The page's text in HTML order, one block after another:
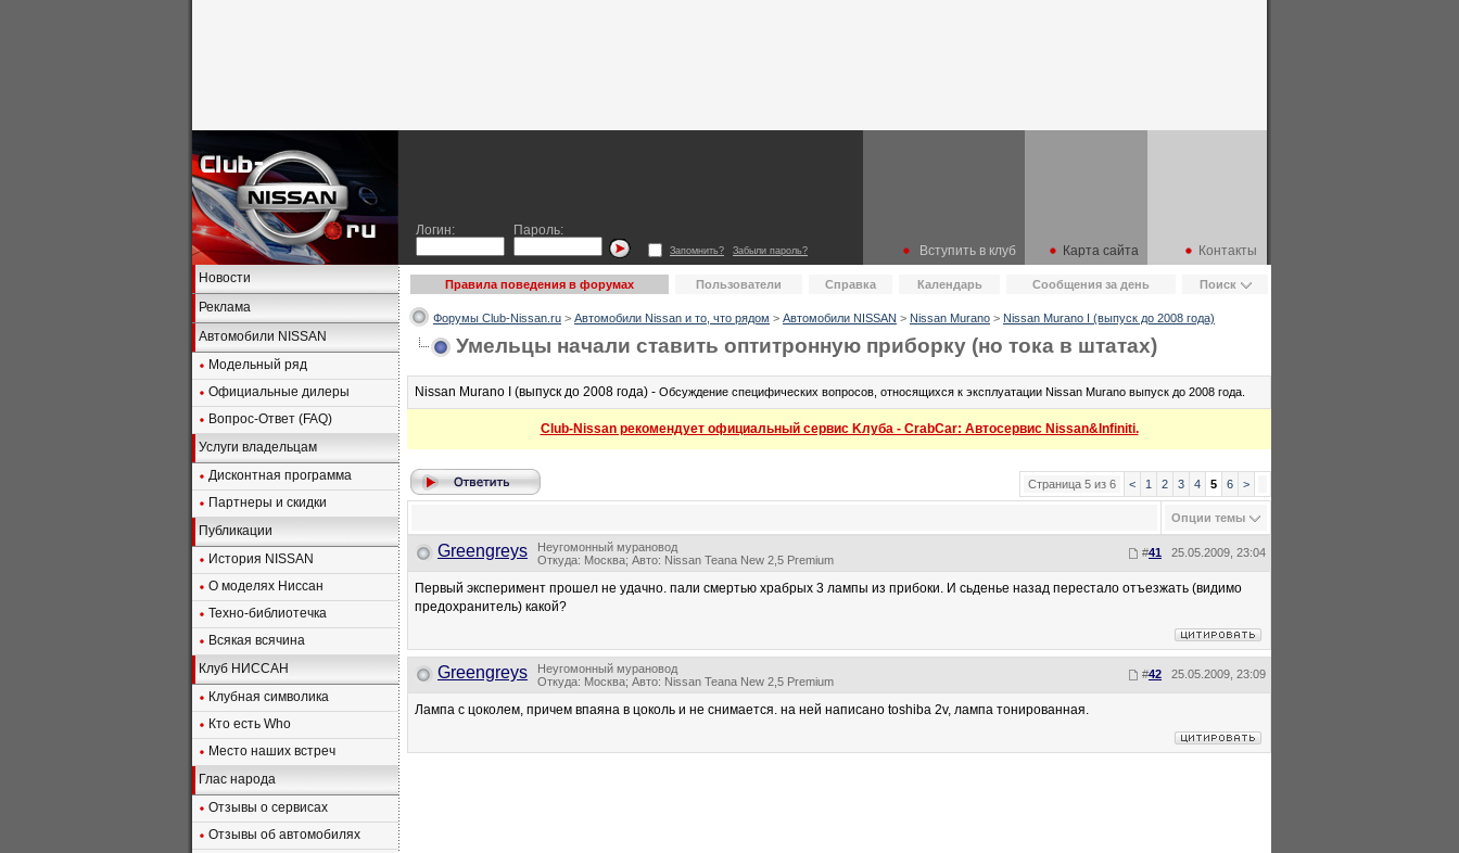
Логин: Пароль:
Запомнить? Забыли пароль? Вступить в клуб Карта сайта
Контакты
Новости
Реклама
Автомобили NISSAN
Модельный ряд
Официальные дилеры
Вопрос-Ответ (FAQ)
Услуги владельцам
Дисконтная программа
Партнеры и скидки
Публикации
История NISSAN
О моделях Ниссан
Техно-библиотечка
Всякая всячина
Клуб НИССАН
Клубная символика
Кто есть Who
Место наших встреч
Глас народа
Отзывы о сервисах
Отзывы об автомобилях
Правила поведения в форумах Пользователи Справка Календарь Сообщения за день Поиск
Форумы Club-Nissan.ru > Автомобили Nissan и то, что рядом > Автомобили NISSAN > Nissan Murano > Nissan Murano I (выпуск до 2008 года)
Умельцы начали ставить оптитронную приборку (но тока в штатах)
Nissan Murano I (выпуск до 2008 года) - Обсуждение специфических вопросов, относящихся к эксплуатации Nissan Murano выпуск до 2008 года.
Club-Nissan рекомендует официальный сервис Kлуба - CrabCar: Автосервис Nissan&Infiniti.
Страница 5 из 6 < 1 2 3 4 5 6 >
Опции темы
Greengreys
Неугомонный мурановод
Откуда: Москва; Авто: Nissan Teana New 2,5 Premium
#41 25.05.2009, 23:04
Первый эксперимент прошел не удачно. пали смертью храбрых 3 лампы из прибоки. И сьденье назад перестало отъезжать (видимо
предохранитель) какой?
Greengreys
Неугомонный мурановод
Откуда: Москва; Авто: Nissan Teana New 2,5 Premium
#42 25.05.2009, 23:09
Лампа с цоколем, причем впаяна в цоколь и не снимается. на ней написано toshiba 2v, лампа тонированная.